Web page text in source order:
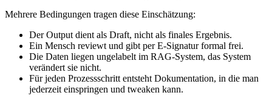
Mehrere Bedingungen tragen diese Einschätzung:
Der Output dient als Draft, nicht als finales Ergebnis.
Ein Mensch reviewt und gibt per E-Signatur formal frei.
Die Daten liegen ungelabelt im RAG-System, das System
verändert sie nicht.
Für jeden Prozessschritt entsteht Dokumentation, in die man
jederzeit einspringen und tweaken kann.